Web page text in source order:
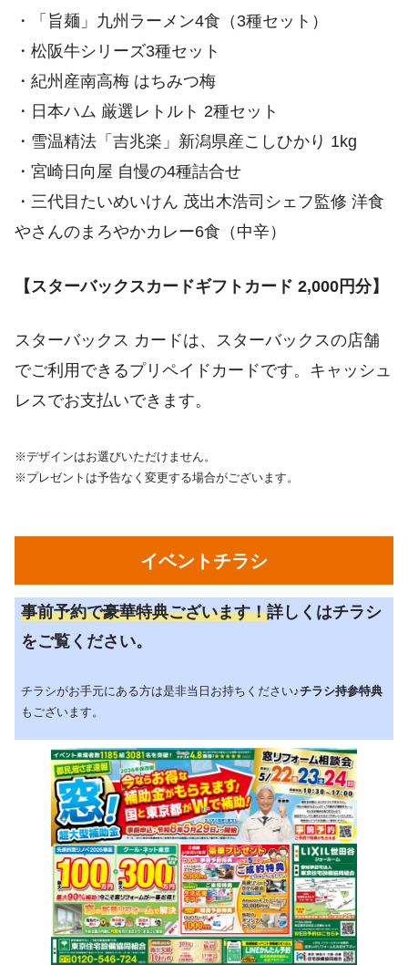
・「旨麺」九州ラーメン4食（3種セット）
・松阪牛シリーズ3種セット
・紀州産南高梅 はちみつ梅
・日本ハム 厳選レトルト 2種セット
・雪温精法「吉兆楽」新潟県産こしひかり 1kg
・宮崎日向屋 自慢の4種詰合せ
・三代目たいめいけん 茂出木浩司シェフ監修 洋食
やさんのまろやかカレー6食（中辛）
【スターバックスカードギフトカード 2,000円分】
スターバックス カードは、スターバックスの店舗
でご利用できるプリペイドカードです。キャッシュ
レスでお支払いできます。
※デザインはお選びいただけません。
※プレゼントは予告なく変更する場合がございます。
イベントチラシ
事前予約で豪華特典ございます！詳しくはチラシ
をご覧ください。
チラシがお手元にある方は是非当日お持ちください♪チラシ持参特典
もございます。